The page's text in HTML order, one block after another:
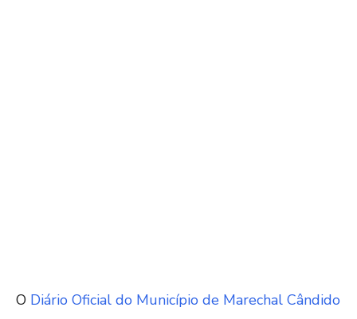
O Diário Oficial do Município de Marechal Cândido